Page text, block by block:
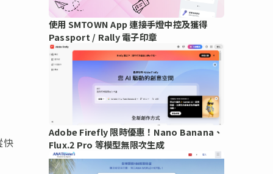
快
使用 SMTOWN App 連接手燈中控及獲得
Passport / Rally 電子印章
Adobe Firefly 限時優惠！Nano Banana、
Flux.2 Pro 等模型無限次生成